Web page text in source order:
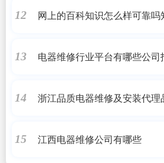
12 网上的百科知识怎么样可靠吗
13 电器维修行业平台有哪些公司
14 浙江品质电器维修及安装代理
15 江西电器维修公司有哪些